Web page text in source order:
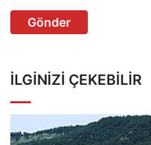
Gönder
İLGINIZI ÇEKEBILIR